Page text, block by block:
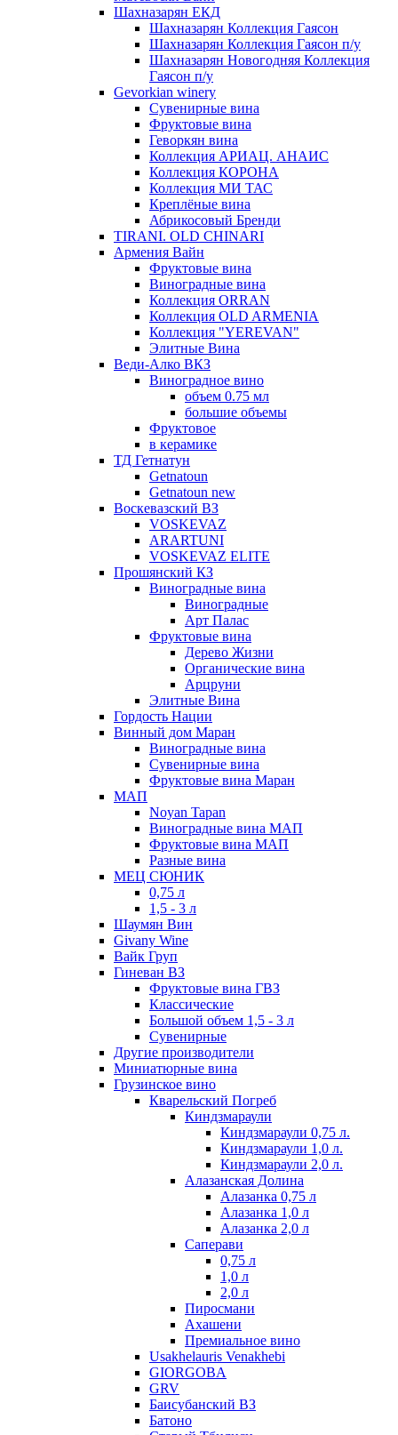
Шахназарян ЕКД
Шахназарян Коллекция Гаясон
Шахназарян Коллекция Гаясон п/у
Шахназарян Новогодняя Коллекция
Гаясон п/у
Gevorkian winery
Сувенирные вина
Фруктовые вина
Геворкян вина
Коллекция АРИАЦ. АНАИС
Коллекция КОРОНА
Коллекция МИ ТАС
Креплёные вина
Абрикосовый Бренди
TIRANI. OLD CHINARI
Армения Вайн
Фруктовые вина
Виноградные вина
Коллекция ORRAN
Коллекция OLD ARMENIA
Коллекция "YEREVAN"
Элитные Вина
Веди-Алко ВКЗ
Виноградное вино
объем 0.75 мл
большие объемы
Фруктовое
в керамике
ТД Гетнатун
Getnatoun
Getnatoun new
Воскевазский ВЗ
VOSKEVAZ
ARARTUNI
VOSKEVAZ ELITE
Прошянский КЗ
Виноградные вина
Виноградные
Арт Палас
Фруктовые вина
Дерево Жизни
Органические вина
Арцруни
Элитные Вина
Гордость Нации
Винный дом Маран
Виноградные вина
Сувенирные вина
Фруктовые вина Маран
МАП
Noyan Tapan
Виноградные вина МАП
Фруктовые вина МАП
Разные вина
МЕЦ СЮНИК
0,75 л
1,5 - 3 л
Шаумян Вин
Givany Wine
Вайк Груп
Гиневан ВЗ
Фруктовые вина ГВЗ
Классические
Большой объем 1,5 - 3 л
Сувенирные
Другие производители
Миниатюрные вина
Грузинское вино
Кварельский Погреб
Киндзмараули
Киндзмараули 0,75 л.
Киндзмараули 1,0 л.
Киндзмараули 2,0 л.
Алазанская Долина
Алазанка 0,75 л
Алазанка 1,0 л
Алазанка 2,0 л
Саперави
0,75 л
1,0 л
2,0 л
Пиросмани
Ахашени
Премиальное вино
Usakhelauris Venakhebi
GIORGOBA
GRV
Баисубанский ВЗ
Батоно